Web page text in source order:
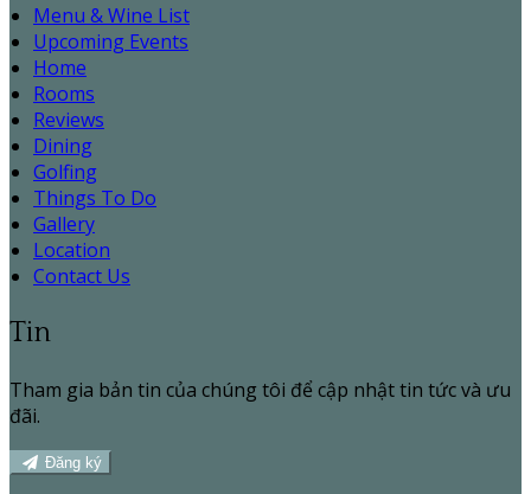
Menu & Wine List
Upcoming Events
Home
Rooms
Reviews
Dining
Golfing
Things To Do
Gallery
Location
Contact Us
Tin
Tham gia bản tin của chúng tôi để cập nhật tin tức và ưu
đãi.
Đăng ký